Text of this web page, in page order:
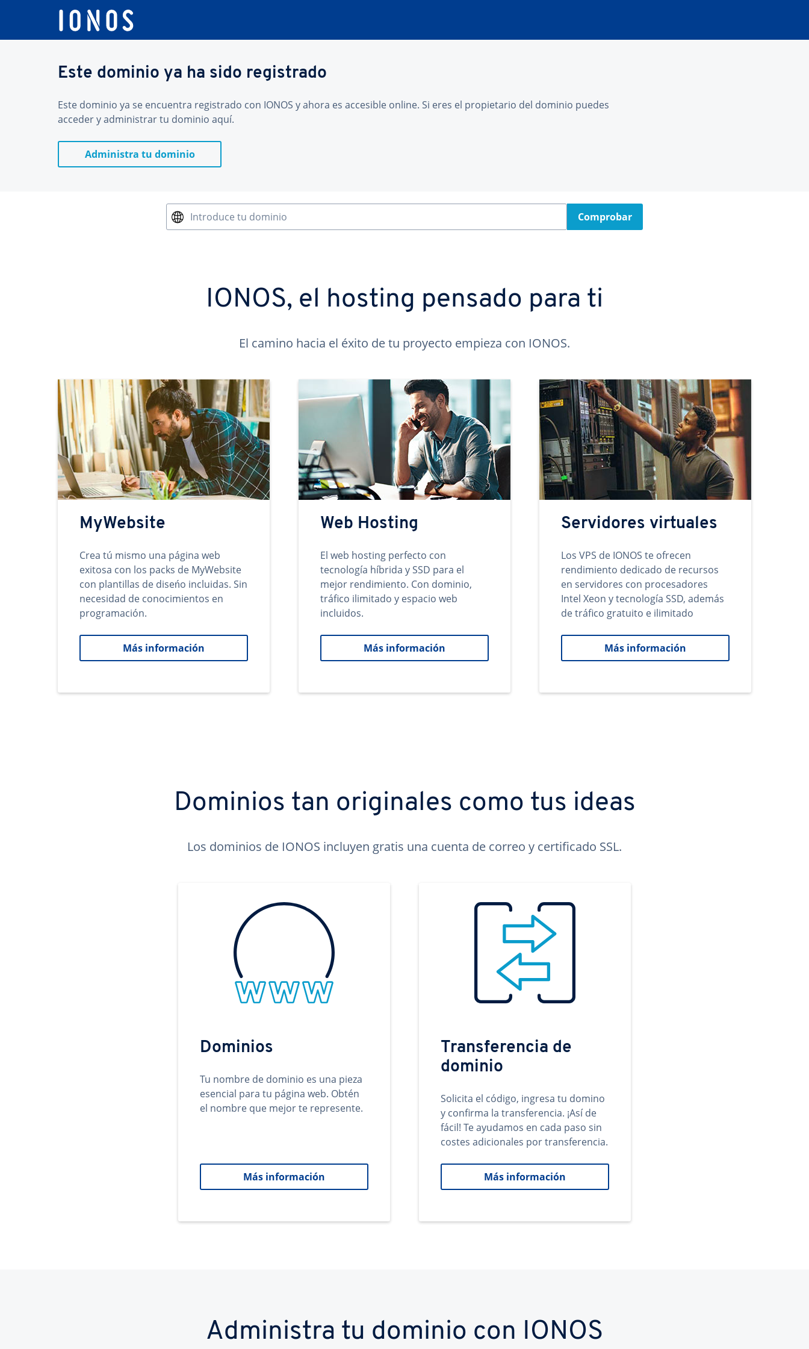
Este dominio ya ha sido registrado
Este dominio ya se encuentra registrado con IONOS y ahora es accesible online. Si eres el propietario del dominio puedes
acceder y administrar tu dominio aquí.
Administra tu dominio
Introduce tu dominio Comprobar
IONOS, el hosting pensado para ti
El camino hacia el éxito de tu proyecto empieza con IONOS.
MyWebsite
Crea tú mismo una página web
exitosa con los packs de MyWebsite
con plantillas de diseńo incluidas. Sin
necesidad de conocimientos en
programación.
Más información
Web Hosting
El web hosting perfecto con
tecnología híbrida y SSD para el
mejor rendimiento. Con dominio,
tráfico ilimitado y espacio web
incluidos.
Más información
Servidores virtuales
Los VPS de IONOS te ofrecen
rendimiento dedicado de recursos
en servidores con procesadores
Intel Xeon y tecnología SSD, además
de tráfico gratuito e ilimitado
Más información
Dominios tan originales como tus ideas
Los dominios de IONOS incluyen gratis una cuenta de correo y certificado SSL.
Dominios
Tu nombre de dominio es una pieza
esencial para tu página web. Obtén
el nombre que mejor te represente.
Más información
Transferencia de
dominio
Solicita el código, ingresa tu domino
y confirma la transferencia. ¡Así de
fácil! Te ayudamos en cada paso sin
costes adicionales por transferencia.
Más información
Administra tu dominio con IONOS